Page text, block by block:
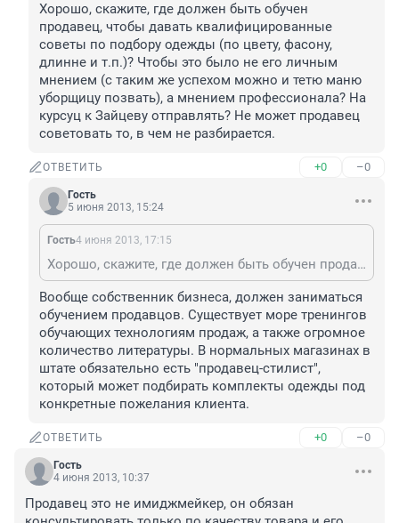
Хорошо, скажите, где должен быть обучен
продавец, чтобы давать квалифицированные
советы по подбору одежды (по цвету, фасону,
длинне и т.п.)? Чтобы это было не его личным
мнением (с таким же успехом можно и тетю маню
уборщицу позвать), а мнением профессионала? На
курсуц к Зайцеву отправлять? Не может продавец
советовать то, в чем не разбирается.
ОТВЕТИТЬ +0 –0
Гость
5 июня 2013, 15:24
Гость4 июня 2013, 17:15
Хорошо, скажите, где должен быть обучен продавец, чтобы давать квалифицированные советы по подбору одежды (по цвету, фасону, длинне и т.п.)? Чтобы это было не его личным мнением (с таким же успехом можно и тетю маню уборщицу позвать), а мнением профессионала? На курсуц к Зайцеву отправлять? Не может продавец советовать то, в чем не разбирается.
Вообще собственник бизнеса, должен заниматься
обучением продавцов. Существует море тренингов
обучающих технологиям продаж, а также огромное
количество литературы. В нормальных магазинах в
штате обязательно есть "продавец-стилист",
который может подбирать комплекты одежды под
конкретные пожелания клиента.
ОТВЕТИТЬ +0 –0
Гость
4 июня 2013, 10:37
Продавец это не имиджмейкер, он обязан